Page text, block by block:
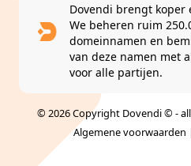
Dovendi brengt koper
We beheren ruim
domeinnamen en
van deze namen met
voor alle partijen.
© 2026 Copyright Dovendi © -
Algemene voorwaarden